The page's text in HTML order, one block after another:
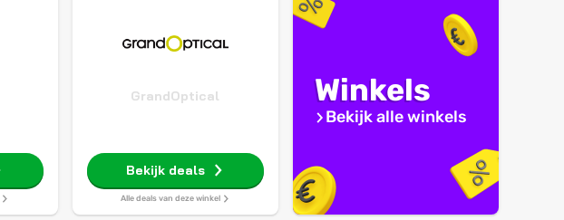
GrandOptical
Bekijk deals
Alle deals van deze winkel
Winkels
Bekijk alle winkels